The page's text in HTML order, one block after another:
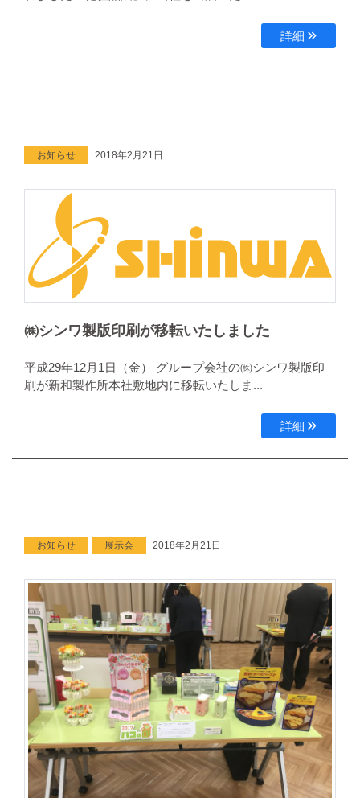
詳細
お知らせ 2018年2月21日
㈱シンワ製版印刷が移転いたしました
平成29年12月1日（金） グループ会社の㈱シンワ製版印
刷が新和製作所本社敷地内に移転いたしま...
詳細
お知らせ 展示会 2018年2月21日